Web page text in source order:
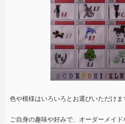
色や模様はいろいろとお選びいただけま
ご自身の趣味や好みで、オーダーメイ